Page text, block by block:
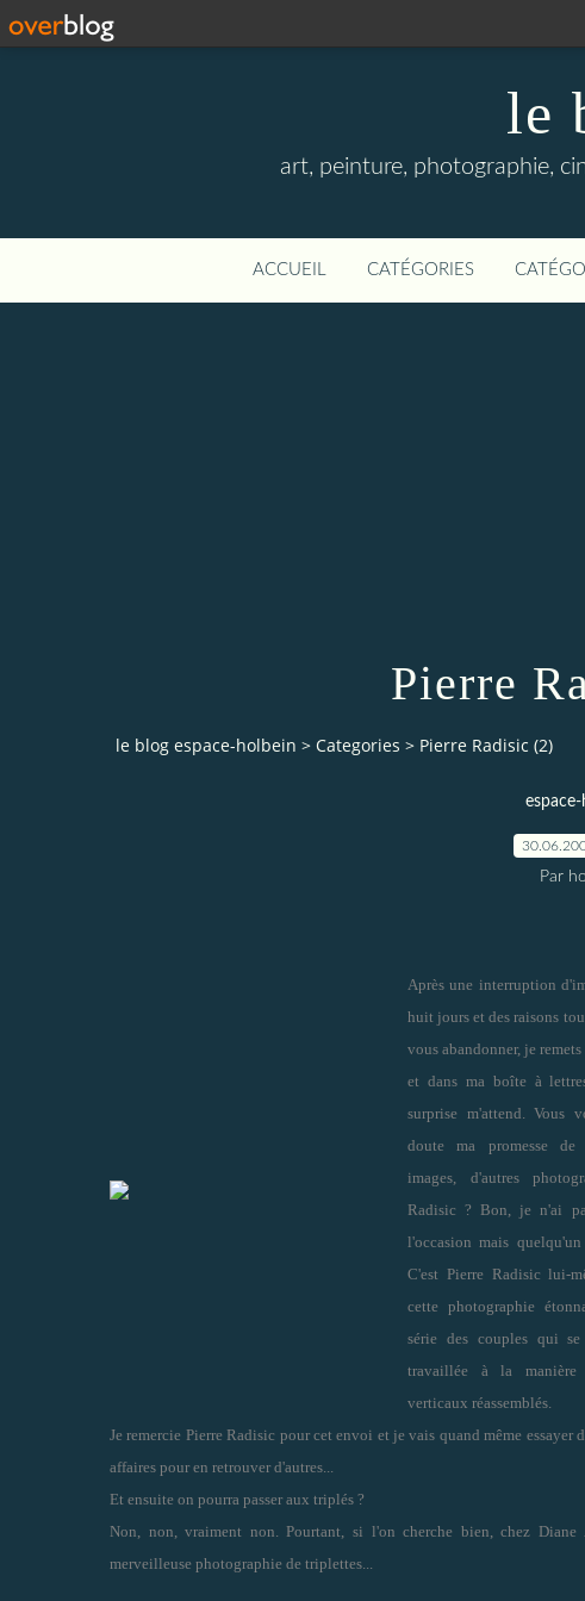
le
art, peinture, photographie,
ACCUEIL CATÉGORIES
Pierre
le blog espace-holbein > Categories > Pierre Radisic (2)
Par
Après une interruption
huit jours et des raisons
vous abandonner, je
et dans ma boîte à
surprise m'attend. Vous
doute ma promesse de
images, d'autres
Radisic ? Bon, je n'ai
l'occasion mais
C'est Pierre Radisic lui-
cette photographie
série des couples qui se
travaillée à la
verticaux réassemblés.
Je remercie Pierre Radisic pour cet envoi et je vais quand même essayer
affaires pour en retrouver d'autres...
Et ensuite on pourra passer aux triplés ?
Non, non, vraiment non. Pourtant, si l'on cherche bien, chez
merveilleuse photographie de triplettes...